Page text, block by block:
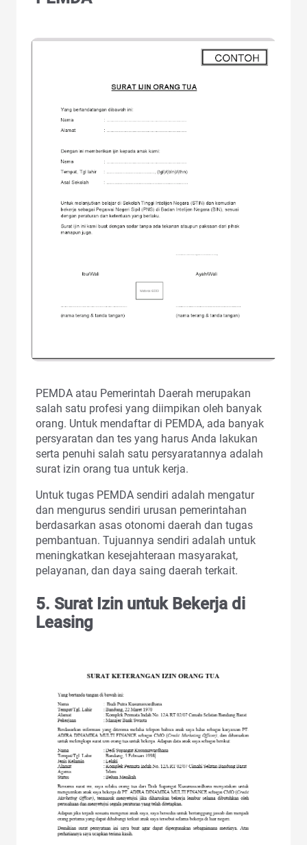
PEMDA atau Pemerintah Daerah merupakan
salah satu profesi yang diimpikan oleh banyak
orang. Untuk mendaftar di PEMDA, ada banyak
persyaratan dan tes yang harus Anda lakukan
serta penuhi salah satu persyaratannya adalah
surat izin orang tua untuk kerja.
Untuk tugas PEMDA sendiri adalah mengatur
dan mengurus sendiri urusan pemerintahan
berdasarkan asas otonomi daerah dan tugas
pembantuan. Tujuannya sendiri adalah untuk
meningkatkan kesejahteraan masyarakat,
pelayanan, dan daya saing daerah terkait.
5. Surat Izin untuk Bekerja di
Leasing